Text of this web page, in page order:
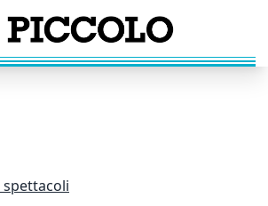
spettacoli